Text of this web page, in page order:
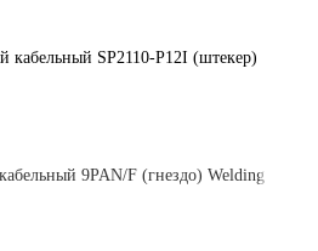
кабельный SP2110-P12I (штекер)